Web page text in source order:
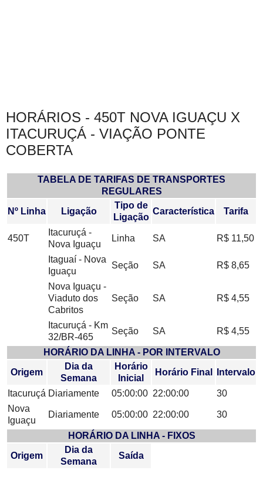
HORÁRIOS - 450T NOVA IGUAÇU X
ITACURUÇÁ - VIAÇÃO PONTE
COBERTA
TABELA DE TARIFAS DE TRANSPORTES
REGULARES
Nº Linha
Ligação
Tipo de
Ligação
Característica Tarifa
450T
Itacuruçá -
Nova Iguaçu
Linha SA R$ 11,50
Itaguaí - Nova
Iguaçu
Seção SA R$ 8,65
Nova Iguaçu -
Viaduto dos
Cabritos
Seção SA R$ 4,55
Itacuruçá - Km
32/BR-465
Seção SA R$ 4,55
HORÁRIO DA LINHA - POR INTERVALO
Origem
Dia da
Semana
Horário
Inicial
Horário Final Intervalo
Itacuruçá Diariamente 05:00:00 22:00:00
30
Nova
Iguaçu
Diariamente 05:00:00 22:00:00 30
HORÁRIO DA LINHA - FIXOS
Origem
Dia da
Semana
Saída